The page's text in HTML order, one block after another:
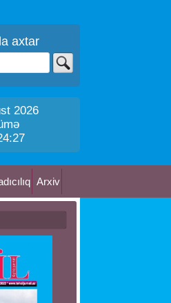
axtar
2026
Arxiv